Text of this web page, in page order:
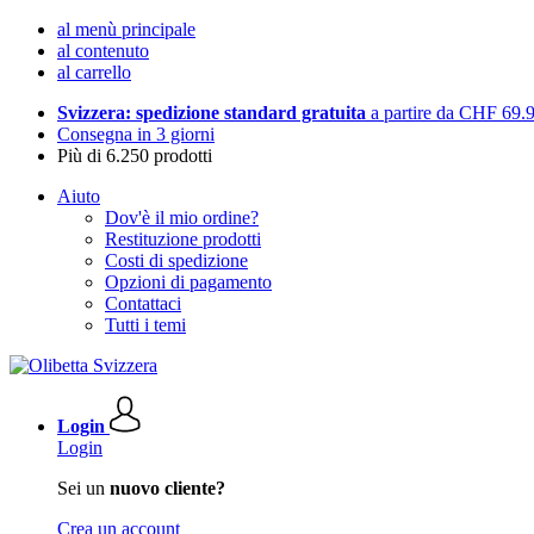
al menù principale
al contenuto
al carrello
Svizzera: spedizione standard gratuita a partire da CHF
Consegna in 3 giorni
Più di 6.250 prodotti
Aiuto
Dov'è il mio ordine?
Restituzione prodotti
Costi di spedizione
Opzioni di pagamento
Contattaci
Tutti i temi
Login
Login
Sei un nuovo cliente?
Crea un account